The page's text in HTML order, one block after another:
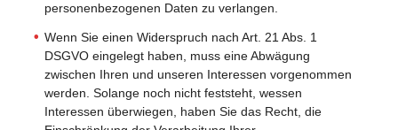
personenbezogenen Daten zu verlangen.
Wenn Sie einen Widerspruch nach Art. 21 Abs. 1
DSGVO eingelegt haben, muss eine Abwägung
zwischen Ihren und unseren Interessen vorgenommen
werden. Solange noch nicht feststeht, wessen
Interessen überwiegen, haben Sie das Recht, die